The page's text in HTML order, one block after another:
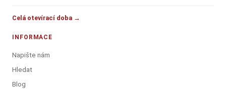
Celá otevírací doba →
INFORMACE
Napište nám
Hledat
Blog